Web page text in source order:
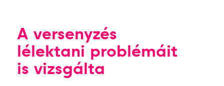
A versenyzés
lélektani problémáit
is vizsgálta